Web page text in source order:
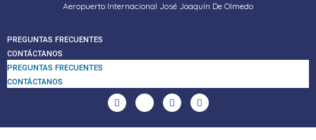
Aeropuerto Internacional José Joaquín De Olmedo
PREGUNTAS FRECUENTES
CONTÁCTANOS
PREGUNTAS FRECUENTES
CONTÁCTANOS